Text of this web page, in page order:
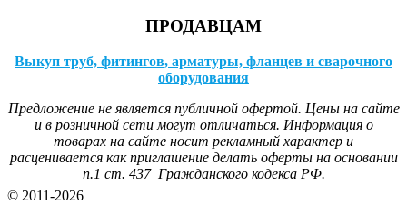
ПРОДАВЦАМ
Выкуп труб, фитингов, арматуры, фланцев и сварочного
оборудования
Предложение не является публичной офертой. Цены на сайте
и в розничной сети могут отличаться. Информация о
товарах на сайте носит рекламный характер и
расценивается как приглашение делать оферты на основании
п.1 ст. 437 Гражданского кодекса РФ.
© 2011-2026